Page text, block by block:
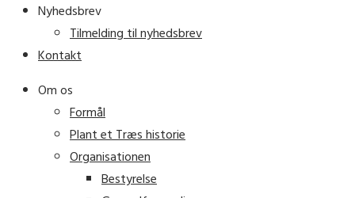
Nyhedsbrev
Tilmelding til nyhedsbrev
Kontakt
Om os
Formål
Plant et Træs historie
Organisationen
Bestyrelse